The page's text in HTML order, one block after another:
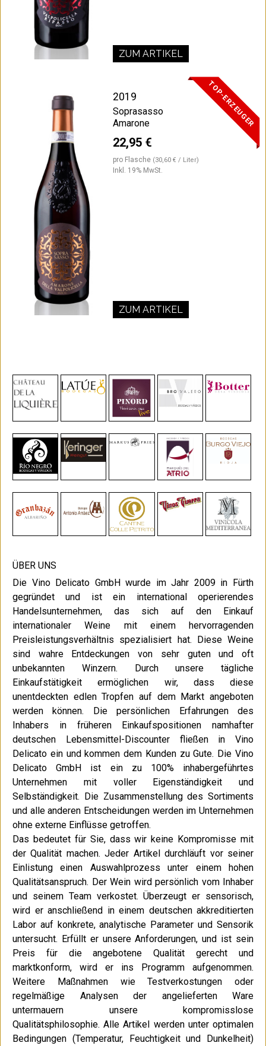
ZUM ARTIKEL
TOP-ERZEUGER
2019
Soprasasso
Amarone
22,95 €
pro Flasche (30,60 € / Liter)
Inkl. 19% MwSt.
ZUM ARTIKEL
ÜBER UNS
Die Vino Delicato GmbH wurde im Jahr 2009 in Fürth
gegründet und ist ein international operierendes
Handelsunternehmen, das sich auf den Einkauf
internationaler Weine mit einem hervorragenden
Preisleistungsverhältnis spezialisiert hat. Diese Weine
sind wahre Entdeckungen von sehr guten und oft
unbekannten Winzern. Durch unsere tägliche
Einkaufstätigkeit ermöglichen wir, dass diese
unentdeckten edlen Tropfen auf dem Markt angeboten
werden können. Die persönlichen Erfahrungen des
Inhabers in früheren Einkaufspositionen namhafter
deutschen Lebensmittel-Discounter fließen in Vino
Delicato ein und kommen dem Kunden zu Gute. Die Vino
Delicato GmbH ist ein zu 100% inhabergeführtes
Unternehmen mit voller Eigenständigkeit und
Selbständigkeit. Die Zusammenstellung des Sortiments
und alle anderen Entscheidungen werden im Unternehmen
ohne externe Einflüsse getroffen.
Das bedeutet für Sie, dass wir keine Kompromisse mit
der Qualität machen. Jeder Artikel durchläuft vor seiner
Einlistung einen Auswahlprozess unter einem hohen
Qualitätsanspruch. Der Wein wird persönlich vom Inhaber
und seinem Team verkostet. Überzeugt er sensorisch,
wird er anschließend in einem deutschen akkreditierten
Labor auf konkrete, analytische Parameter und Sensorik
untersucht. Erfüllt er unsere Anforderungen, und ist sein
Preis für die angebotene Qualität gerecht und
marktkonform, wird er ins Programm aufgenommen.
Weitere Maßnahmen wie Testverkostungen oder
regelmäßige Analysen der angelieferten Ware
untermauern unsere kompromisslose
Qualitätsphilosophie. Alle Artikel werden unter optimalen
Bedingungen (Temperatur, Feuchtigkeit und Dunkelheit)